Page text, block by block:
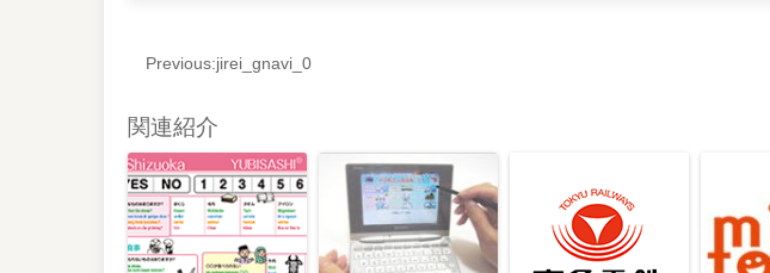
Previous:jirei_gnavi_0
関連紹介